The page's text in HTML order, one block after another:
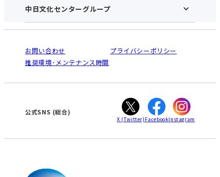
アクセス･営業時間
お申し込みの流れ
入会と受講のご案内
中日文化センターHOME
中日文化センターとは
受講規約・会員特典
ご利用ガイド
オンライン講座受講の手順
WEBサイトのよくある質問
中日文化センターグループ
南大高
犬山
高蔵寺
大垣
津
お問い合わせ
プライバシーポリシー
推奨環境･メンテナンス時間
公式SNS (総合)
X (Twitter) FacebookInstagram